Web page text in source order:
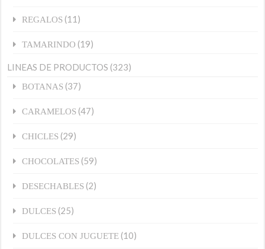
REGALOS (11)
TAMARINDO (19)
LINEAS DE PRODUCTOS (323)
BOTANAS (37)
CARAMELOS (47)
CHICLES (29)
CHOCOLATES (59)
DESECHABLES (2)
DULCES (25)
DULCES CON JUGUETE (10)